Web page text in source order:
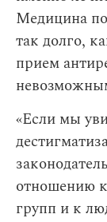
Медицина
так долго,
прием
«Если мы
отношению
групп и к